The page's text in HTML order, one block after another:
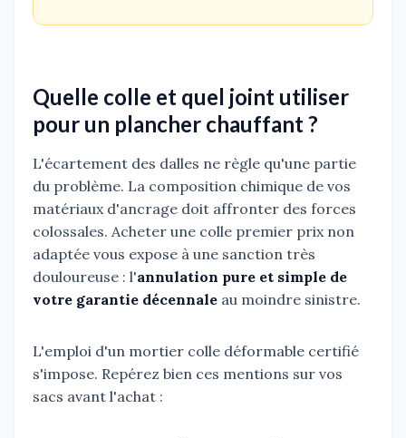
Quelle colle et quel joint utiliser
pour un plancher chauffant ?
L'écartement des dalles ne règle qu'une partie
du problème. La composition chimique de vos
matériaux d'ancrage doit affronter des forces
colossales. Acheter une colle premier prix non
adaptée vous expose à une sanction très
douloureuse : l'annulation pure et simple de
votre garantie décennale au moindre sinistre.
L'emploi d'un mortier colle déformable certifié
s'impose. Repérez bien ces mentions sur vos
sacs avant l'achat :